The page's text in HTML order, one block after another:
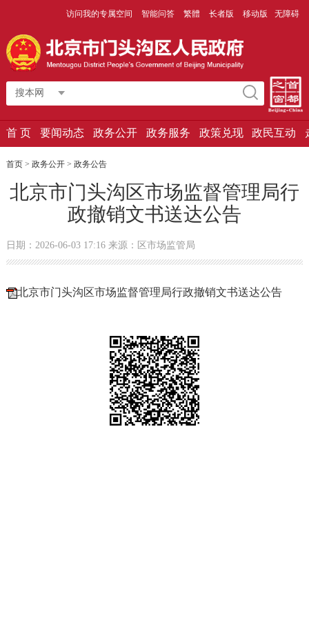
访问我的专属空间 智能问答 繁體 长者版 移动版 无障碍
搜本网
首 页 要闻动态 政务公开 政务服务 政策兑现 政民互动
首页> 政务公开> 政务公告
北京市门头沟区市场监督管理局行
政撤销文书送达公告
日期：2026-06-03 17:16 来源：区市场监管局
北京市门头沟区市场监督管理局行政撤销文书送达公告